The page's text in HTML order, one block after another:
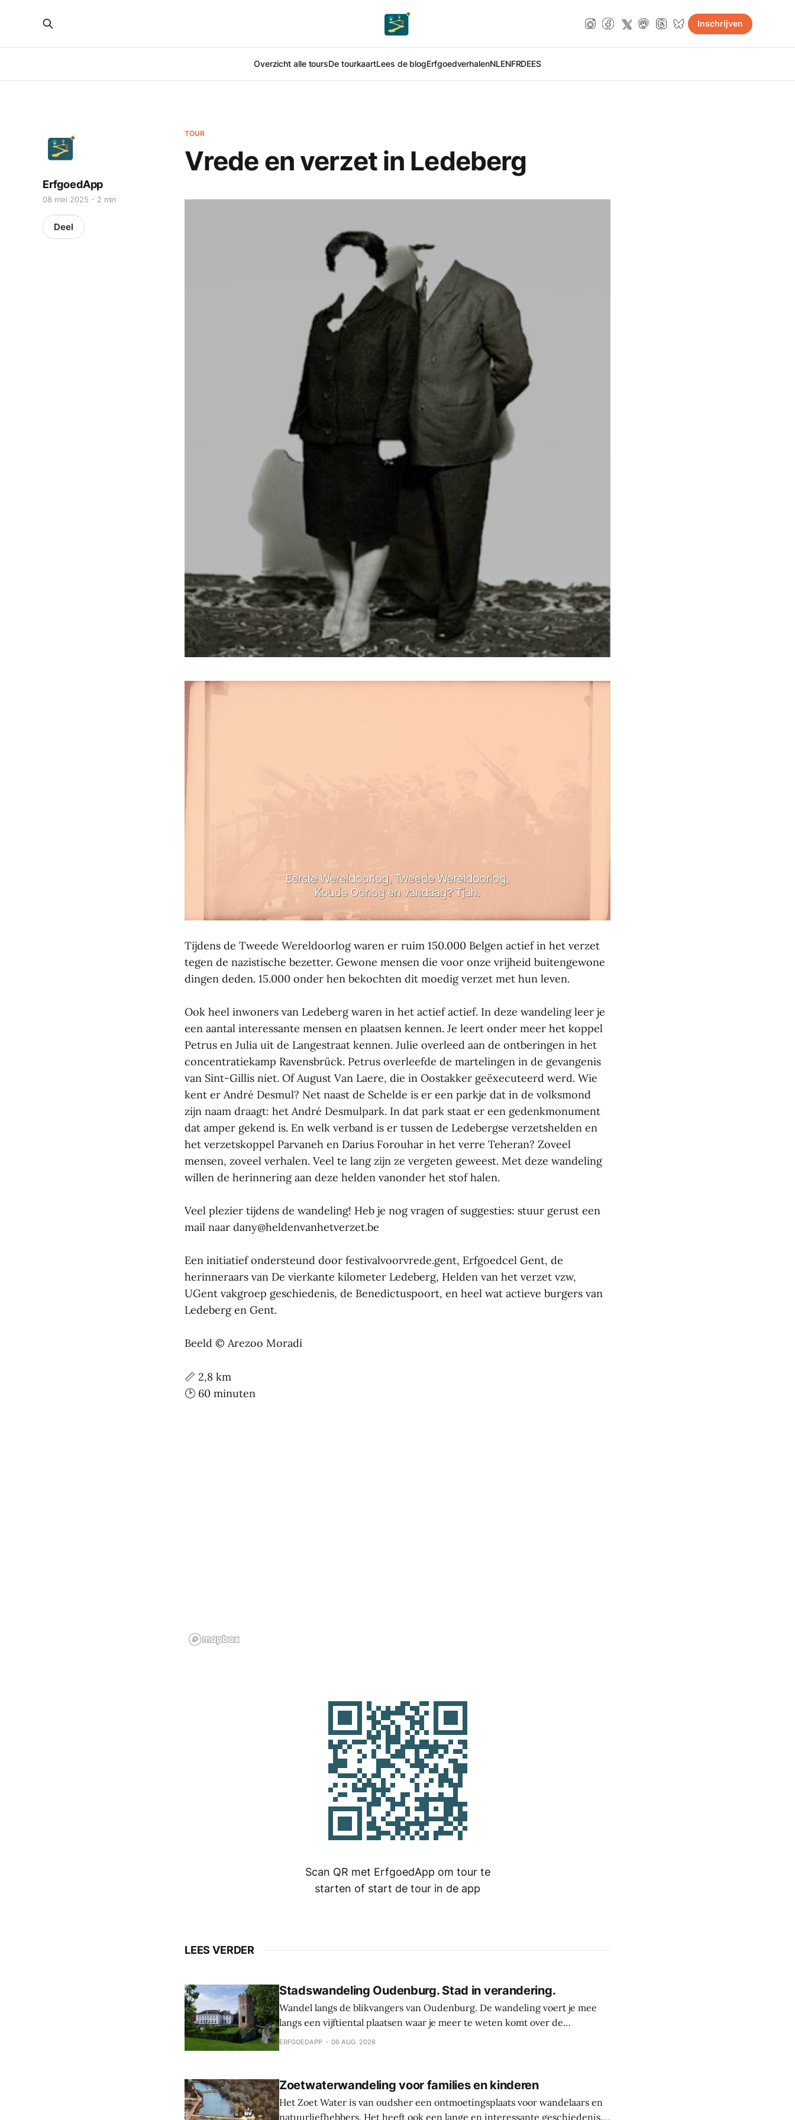
Overzicht alle toursDe tourkaartLees de blogErfgoedverhalenNLENFRDEES
Inschrijven
TOUR
Vrede en verzet in Ledeberg
ErfgoedApp
08 mei 2025 2 min
Deel
Tijdens de Tweede Wereldoorlog waren er ruim 150.000 Belgen actief in het verzet
tegen de nazistische bezetter. Gewone mensen die voor onze vrijheid buitengewone
dingen deden. 15.000 onder hen bekochten dit moedig verzet met hun leven.
Ook heel inwoners van Ledeberg waren in het actief actief. In deze wandeling leer je
een aantal interessante mensen en plaatsen kennen. Je leert onder meer het koppel
Petrus en Julia uit de Langestraat kennen. Julie overleed aan de ontberingen in het
concentratiekamp Ravensbrück. Petrus overleefde de martelingen in de gevangenis
van Sint-Gillis niet. Of August Van Laere, die in Oostakker geëxecuteerd werd. Wie
kent er André Desmul? Net naast de Schelde is er een parkje dat in de volksmond
zijn naam draagt: het André Desmulpark. In dat park staat er een gedenkmonument
dat amper gekend is. En welk verband is er tussen de Ledebergse verzetshelden en
het verzetskoppel Parvaneh en Darius Forouhar in het verre Teheran? Zoveel
mensen, zoveel verhalen. Veel te lang zijn ze vergeten geweest. Met deze wandeling
willen de herinnering aan deze helden vanonder het stof halen.
Veel plezier tijdens de wandeling! Heb je nog vragen of suggesties: stuur gerust een
mail naar dany@heldenvanhetverzet.be
Een initiatief ondersteund door festivalvoorvrede.gent, Erfgoedcel Gent, de
herinneraars van De vierkante kilometer Ledeberg, Helden van het verzet vzw,
UGent vakgroep geschiedenis, de Benedictuspoort, en heel wat actieve burgers van
Ledeberg en Gent.
Beeld © Arezoo Moradi
📏 2,8 km
🕑 60 minuten
Scan QR met ErfgoedApp om tour te
starten of start de tour in de app
LEES VERDER
Stadswandeling Oudenburg. Stad in verandering.
Wandel langs de blikvangers van Oudenburg. De wandeling voert je mee
langs een vijftiental plaatsen waar je meer te weten komt over de
geschiedenis, weetjes en toekomstplannen van de bijzonderste plekken in
ERFGOEDAPP 06 AUG. 2026
Zoetwaterwandeling voor families en kinderen
Het Zoet Water is van oudsher een ontmoetingsplaats voor wandelaars en
natuurliefhebbers. Het heeft ook een lange en interessante geschiedenis.